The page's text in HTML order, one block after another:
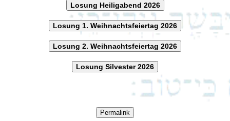
Losung Heiligabend 2026
Losung 1. Weihnachtsfeiertag 2026
Losung 2. Weihnachtsfeiertag 2026
Losung Silvester 2026
Permalink